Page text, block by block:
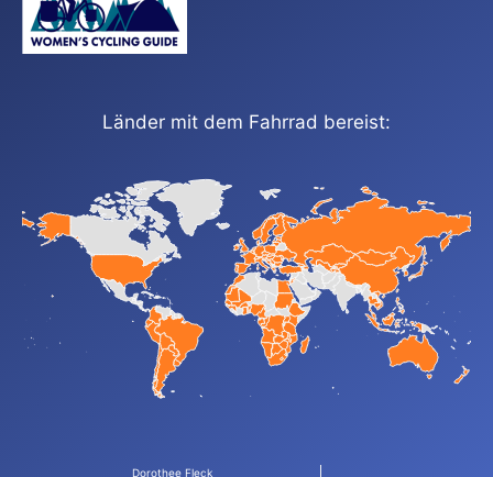
Länder mit dem Fahrrad bereist:
Dorothee Fleck